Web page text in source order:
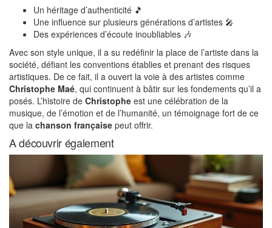
Un héritage d’authenticité 🎵
Une influence sur plusieurs générations d’artistes 🎤
Des expériences d’écoute inoubliables 🎶
Avec son style unique, il a su redéfinir la place de l’artiste dans la
société, défiant les conventions établies et prenant des risques
artistiques. De ce fait, il a ouvert la voie à des artistes comme
Christophe Maé, qui continuent à bâtir sur les fondements qu’il a
posés. L’histoire de Christophe est une célébration de la
musique, de l’émotion et de l’humanité, un témoignage fort de ce
que la chanson française peut offrir.
A découvrir également